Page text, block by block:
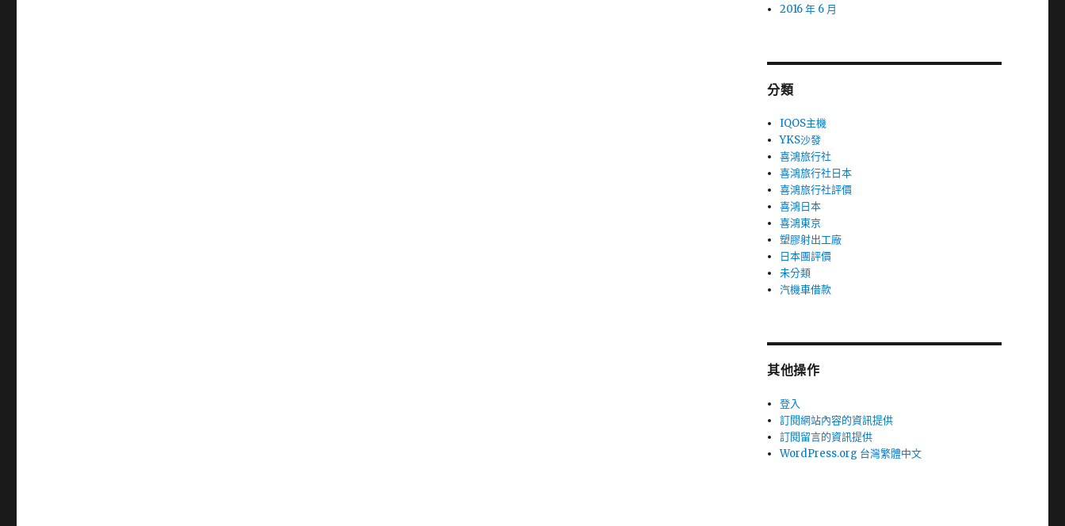
2016 年 6 月
分類
IQOS主機
YKS沙發
喜鴻旅行社
喜鴻旅行社日本
喜鴻旅行社評價
喜鴻日本
喜鴻東京
塑膠射出工廠
日本團評價
未分類
汽機車借款
其他操作
登入
訂閱網站內容的資訊提供
訂閱留言的資訊提供
WordPress.org 台灣繁體中文